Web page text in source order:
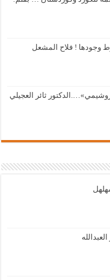
وجودها ! فلاح المشعل
ثائر العجيلي